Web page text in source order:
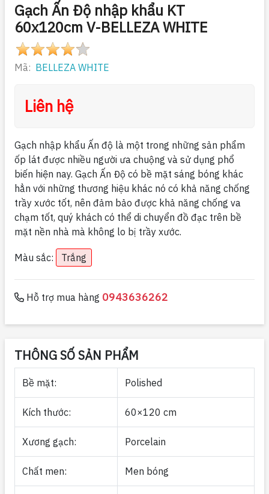
Gạch Ấn Độ nhập khẩu KT
60x120cm V-BELLEZA WHITE
Mã: BELLEZA WHITE
Liên hệ
Gạch nhập khẩu Ấn độ là một trong những sản phẩm
ốp lát được nhiều người ưa chuộng và sử dụng phổ
biến hiện nay. Gạch Ấn Độ có bề mặt sáng bóng khác
hẳn với những thương hiệu khác nó có khả năng chống
trầy xước tốt, nên đảm bảo được khả năng chống va
chạm tốt, quý khách có thể di chuyển đồ đạc trên bề
mặt nền nhà mà không lo bị trầy xước.
Màu sắc: Trắng
Hỗ trợ mua hàng 0943636262
THÔNG SỐ SẢN PHẨM
Bề mặt: Polished
Kích thước: 60×120 cm
Xương gạch: Porcelain
Chất men: Men bóng